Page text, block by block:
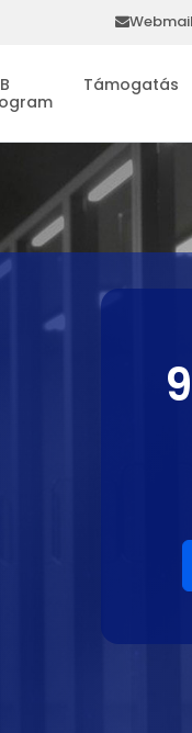
Webmail
Támogatás